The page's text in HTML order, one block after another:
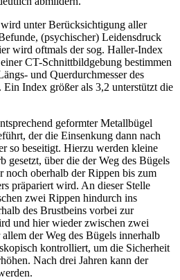
unter Berücksichtigung aller
(psychischer) Leidensdruck
wird oftmals der sog. Haller-Index
CT-Schnittbildgebung bestimmen
und Querdurchmesser des
Index größer als 3,2 unterstützt die
geformter Metallbügel
der die Einsenkung dann nach
so beseitigt. Hierzu werden kleine
gesetzt, über die der Weg des Bügels
noch oberhalb der Rippen bis zum
präpariert wird. An dieser Stelle
zwei Rippen hindurch ins
des Brustbeins vorbei zur
und hier wieder zwischen zwei
der Weg des Bügels innerhalb
kontrolliert, um die Sicherheit
Nach drei Jahren kann der